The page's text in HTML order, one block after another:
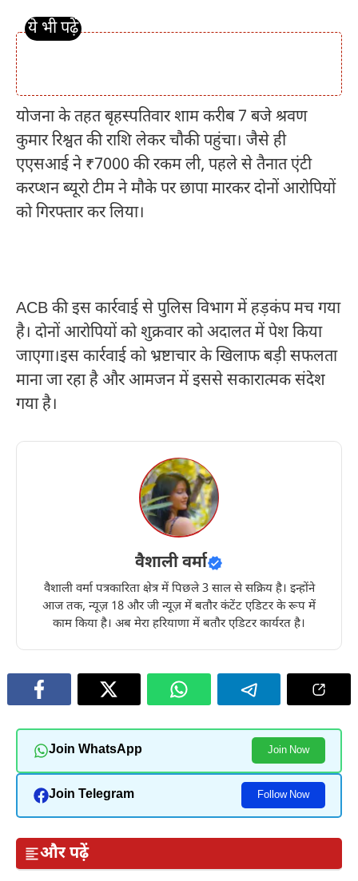
योजना के तहत बृहस्पतिवार शाम करीब 7 बजे श्रवण
कुमार रिश्वत की राशि लेकर चौकी पहुंचा। जैसे ही
एएसआई ने ₹7000 की रकम ली, पहले से तैनात एंटी
करप्शन ब्यूरो टीम ने मौके पर छापा मारकर दोनों आरोपियों
को गिरफ्तार कर लिया।
ACB की इस कार्रवाई से पुलिस विभाग में हड़कंप मच गया
है। दोनों आरोपियों को शुक्रवार को अदालत में पेश किया
जाएगा।इस कार्रवाई को भ्रष्टाचार के खिलाफ बड़ी सफलता
माना जा रहा है और आमजन में इससे सकारात्मक संदेश
गया है।
वैशाली वर्मा
वैशाली वर्मा पत्रकारिता क्षेत्र में पिछले 3 साल से सक्रिय है। इन्होंने
आज तक, न्यूज़ 18 और जी न्यूज़ में बतौर कंटेंट एडिटर के रूप में
काम किया है। अब मेरा हरियाणा में बतौर एडिटर कार्यरत है।
Join WhatsApp Join Now
Join Telegram Follow Now
और पढ़ें